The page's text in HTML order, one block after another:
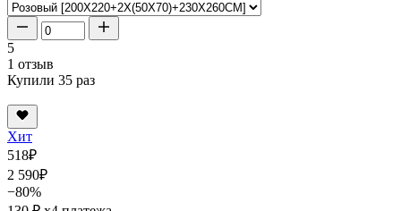
5
1 отзыв
Купили 35 раз
Хит
518₽
2 590₽
−80%